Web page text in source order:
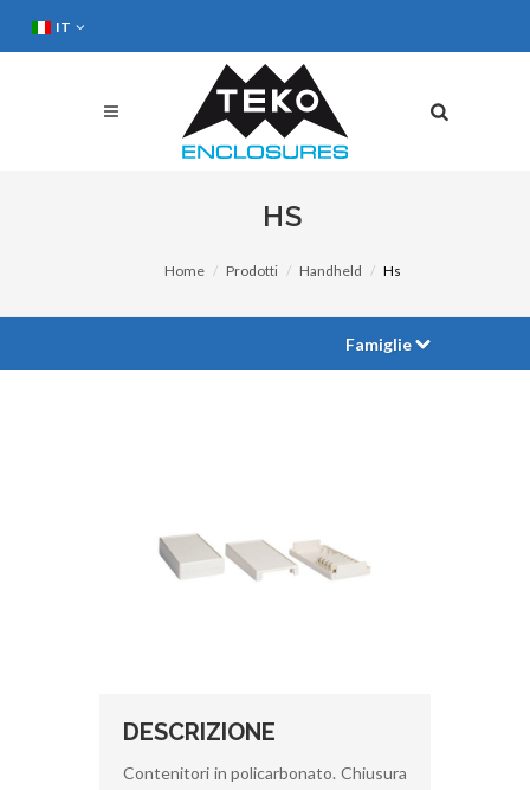
IT
HS
Home Prodotti Handheld Hs
Famiglie
DESCRIZIONE
Contenitori in policarbonato. Chiusura